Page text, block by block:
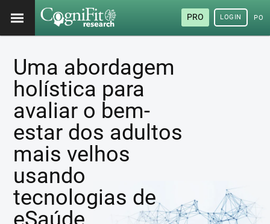
PRO LOGIN
Uma abordagem
holística para
avaliar o bem-
estar dos adultos
mais velhos
usando
tecnologias de